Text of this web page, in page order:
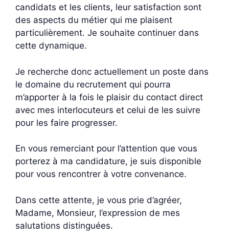
candidats et les clients, leur satisfaction sont
des aspects du métier qui me plaisent
particulièrement. Je souhaite continuer dans
cette dynamique.
Je recherche donc actuellement un poste dans
le domaine du recrutement qui pourra
m’apporter à la fois le plaisir du contact direct
avec mes interlocuteurs et celui de les suivre
pour les faire progresser.
En vous remerciant pour l’attention que vous
porterez à ma candidature, je suis disponible
pour vous rencontrer à votre convenance.
Dans cette attente, je vous prie d’agréer,
Madame, Monsieur, l’expression de mes
salutations distinguées.